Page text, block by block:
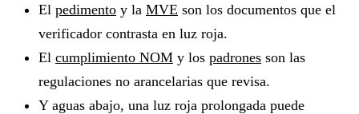
El pedimento y la MVE son los documentos que el
verificador contrasta en luz roja.
El cumplimiento NOM y los padrones son las
regulaciones no arancelarias que revisa.
Y aguas abajo, una luz roja prolongada puede